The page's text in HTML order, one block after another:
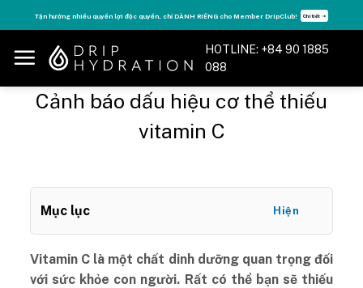
to
content
Tận hưởng nhiều quyền lợi độc quyền, chỉ DÀNH RIÊNG cho Member DripClub! Chi tiết ➝
HOTLINE: +84 90 1885
088
Cảnh báo dấu hiệu cơ thể thiếu
vitamin C
Mục lục Hiện
Vitamin C là một chất dinh dưỡng quan trọng đối
với sức khỏe con người. Rất có thể bạn sẽ thiếu